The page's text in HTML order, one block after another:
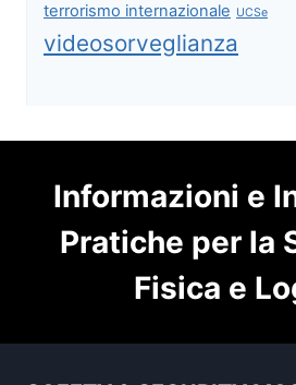
terrorismo internazionale UCSe
videosorveglianza
Informazioni e
Pratiche per la
Fisica e